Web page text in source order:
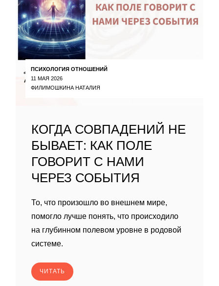
ПСИХОЛОГИЯ ОТНОШЕНИЙ
11 МАЯ 2026
ФИЛИМОШКИНА НАТАЛИЯ
КОГДА СОВПАДЕНИЙ НЕ
БЫВАЕТ: КАК ПОЛЕ
ГОВОРИТ С НАМИ
ЧЕРЕЗ СОБЫТИЯ
То, что произошло во внешнем мире,
помогло лучше понять, что происходило
на глубинном полевом уровне в родовой
системе.
ЧИТАТЬ